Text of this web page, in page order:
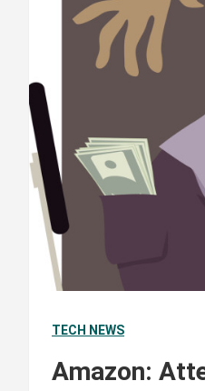
TECH NEWS
Amazon: